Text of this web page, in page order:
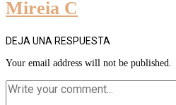
Mireia C
DEJA UNA RESPUESTA
Your email address will not be published.